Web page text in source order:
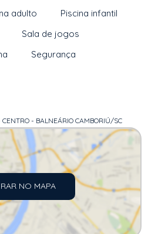
adulto
Piscina infantil
Sala de jogos
Segurança
- BALNEÁRIO CAMBORIÚ/SC
NO MAPA